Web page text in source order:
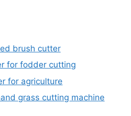
brush cutter
for fodder cutting
for agriculture
grass cutting machine